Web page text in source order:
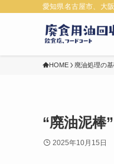
愛知県名古屋市、大
HOME 廃油処理の
“廃油泥棒
2025年10月15日